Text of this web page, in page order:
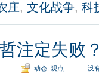
庄, 文化战争, 科
注定失败？
动态 观点 没